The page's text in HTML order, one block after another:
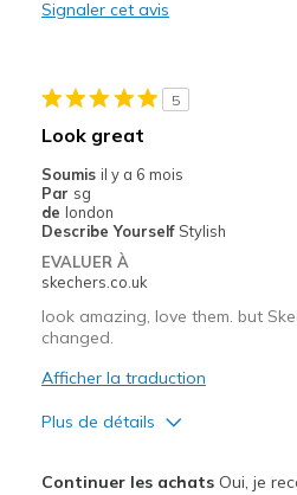
Casual Wear
Width
Sizing
Feels true to
View On Shoes
Signaler cet avis
5
Look great
Soumis il y a 6 mois
Par sg
de london
Describe Yourself Stylish
EVALUER À
skechers.co.uk
look amazing, love them. but
changed.
Afficher la traduction
Plus de détails
Continuer les achatsOui, je